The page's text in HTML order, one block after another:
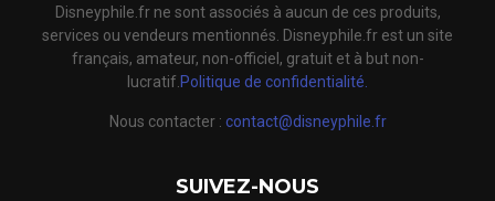
Disneyphile.fr ne sont associés à aucun de ces produits,
services ou vendeurs mentionnés. Disneyphile.fr est un site
français, amateur, non-officiel, gratuit et à but non-
lucratif.Politique de confidentialité.
Nous contacter : contact@disneyphile.fr
SUIVEZ-NOUS